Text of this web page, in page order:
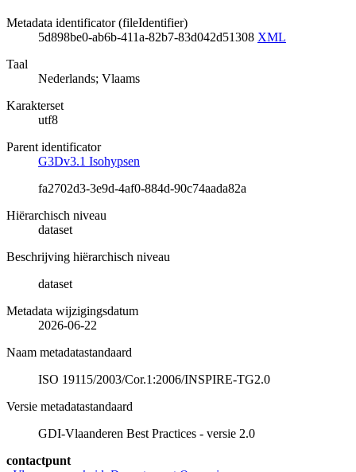
Metadata identificator (fileIdentifier)
5d898be0-ab6b-411a-82b7-83d042d51308 XML
Taal
Nederlands; Vlaams
Karakterset
utf8
Parent identificator
G3Dv3.1 Isohypsen
fa2702d3-3e9d-4af0-884d-90c74aada82a
Hiërarchisch niveau
dataset
Beschrijving hiërarchisch niveau
dataset
Metadata wijzigingsdatum
2026-06-22
Naam metadatastandaard
ISO 19115/2003/Cor.1:2006/INSPIRE-TG2.0
Versie metadatastandaard
GDI-Vlaanderen Best Practices - versie 2.0
contactpunt